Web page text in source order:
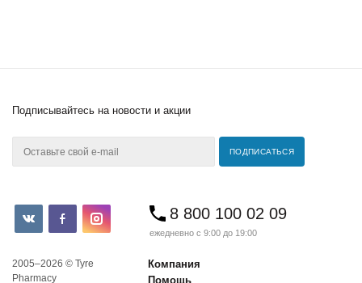
Подписывайтесь на новости и акции
8 800 100 02 09
ежедневно с 9:00 до 19:00
2005–2026 © Tyre
Pharmacy
Компания
Помощь